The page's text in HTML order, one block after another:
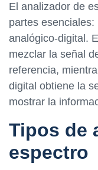
El analizador de
partes
analógico-digital.
mezclar la señal
referencia,
digital obtiene la
mostrar la
Tipos de
espectro